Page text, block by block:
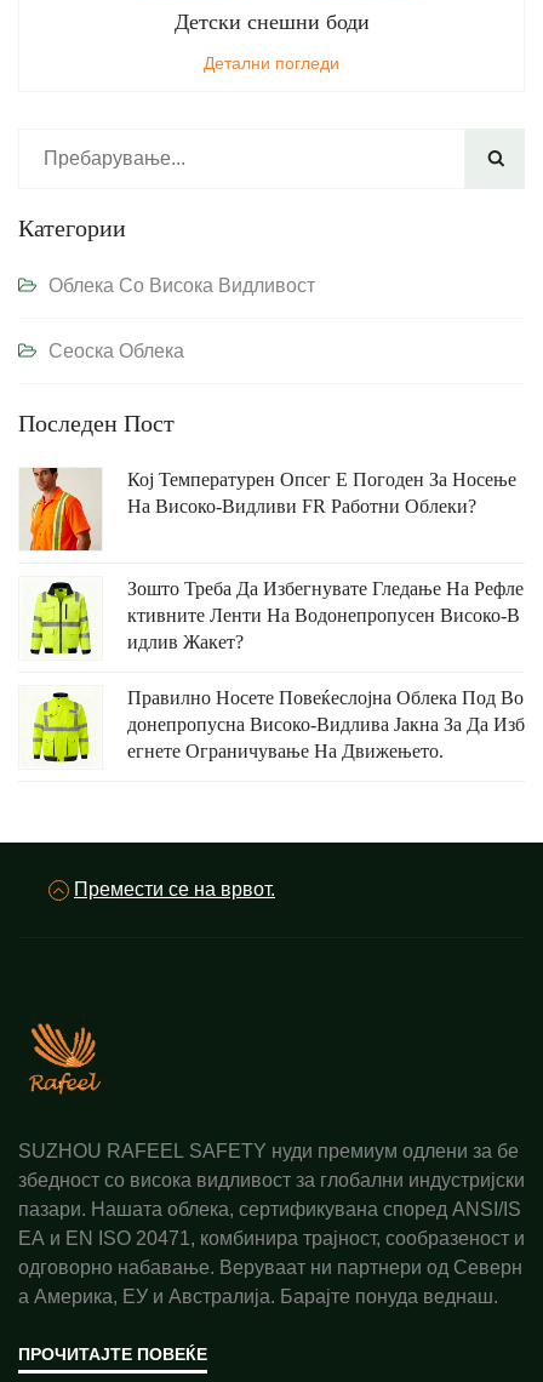
Детски снешни боди
Детални погледи

Категории
Облека Со Висока Видливост
Сеоска Облека
Последен Пост
Кој Температурен Опсег Е Погоден За Носење
На Високо-Видливи FR Работни Облеки?
Зошто Треба Да Избегнувате Гледање На Рефле
Ктивните Ленти На Водонепропусен Високо-В
Идлив Жакет?
Правилно Носете Повеќеслојна Облека Под Во
Донепропусна Високо-Видлива Јакна За Да Изб
Егнете Ограничување На Движењето.
Премести се на врвот.
SUZHOU RAFEEL SAFETY нуди премиум одлени за бе
збедност со висока видливост за глобални индустријски
пазари. Нашата облека, сертификувана според ANSI/IS
EA и EN ISO 20471, комбинира трајност, сообразеност и
одговорно набавање. Веруваат ни партнери од Северн
а Америка, ЕУ и Австралија. Барајте понуда веднаш.
ПРОЧИТАЈТЕ ПОВЕЌЕ